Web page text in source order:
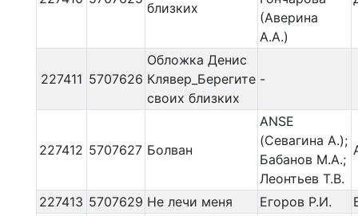
близких
(Аверина
А.А.)
227411 5707626
Обложка Денис
Клявер_Берегите
своих близких
-
227412 5707627 Болван
ANSE
(Севагина А.);
Бабанов М.А.;
Леонтьев Т.В.
227413 5707629 Не лечи меня Егоров Р.И.